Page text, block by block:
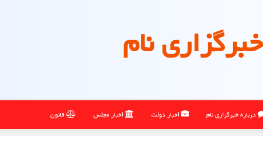
خبرگزاری نام
درباره خبرگزاری نام اخبار دولت اخبار مجلس قانون